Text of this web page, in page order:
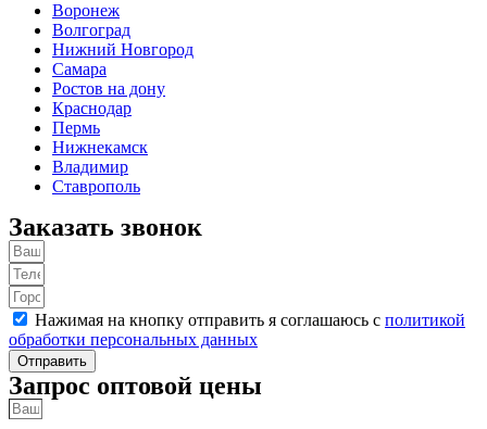
Воронеж
Волгоград
Нижний Новгород
Самара
Ростов на дону
Краснодар
Пермь
Нижнекамск
Владимир
Ставрополь
Заказать звонок
Нажимая на кнопку отправить я соглашаюсь с политикой
обработки персональных данных
Отправить
Запрос оптовой цены